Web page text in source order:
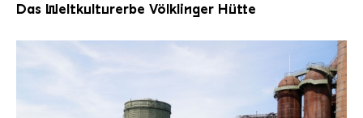
Das Weltkulturerbe Völklinger Hütte